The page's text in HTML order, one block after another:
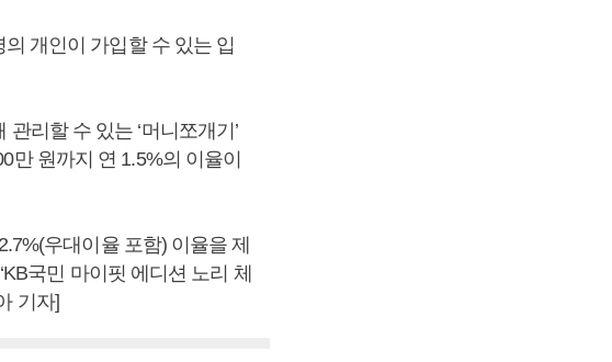
개인이 가입할 수 있는 입
리할 수 있는 ‘머니쪼개기’
만 원까지 연 1.5%의 이율이
우대이율 포함) 이율을 제
국민 마이핏 에디션 노리 체
기자]